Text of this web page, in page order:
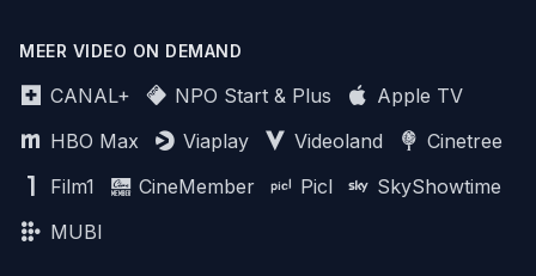
MEER VIDEO ON DEMAND
CANAL+ NPO Start & Plus
Apple TV
HBO Max
Viaplay Videoland
Cinetree
Film1
CineMember Picl
SkyShowtime
MUBI